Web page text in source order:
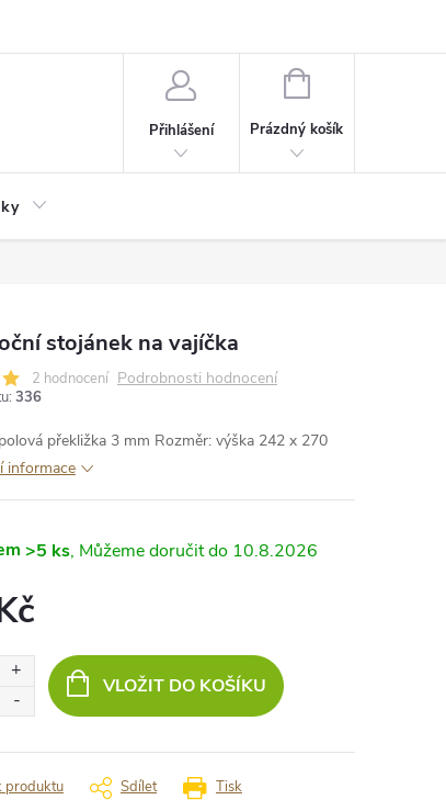
Přihlášení
NÁKUPNÍ
Prázdný košík
stojánek na vajíčka
2 hodnocení Podrobnosti hodnocení
336
překližka 3 mm Rozměr: výška 242 x 270
informace
>5 ks 10.8.2026
VLOŽIT DO KOŠÍKU
Tisk
produktu Sdílet